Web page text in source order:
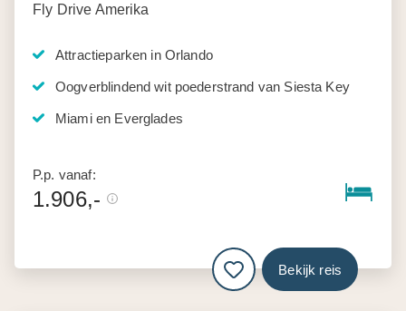
Fly Drive Amerika
Attractieparken in Orlando
Oogverblindend wit poederstrand van Siesta Key
Miami en Everglades
P.p. vanaf:
1.906,-
Bekijk reis